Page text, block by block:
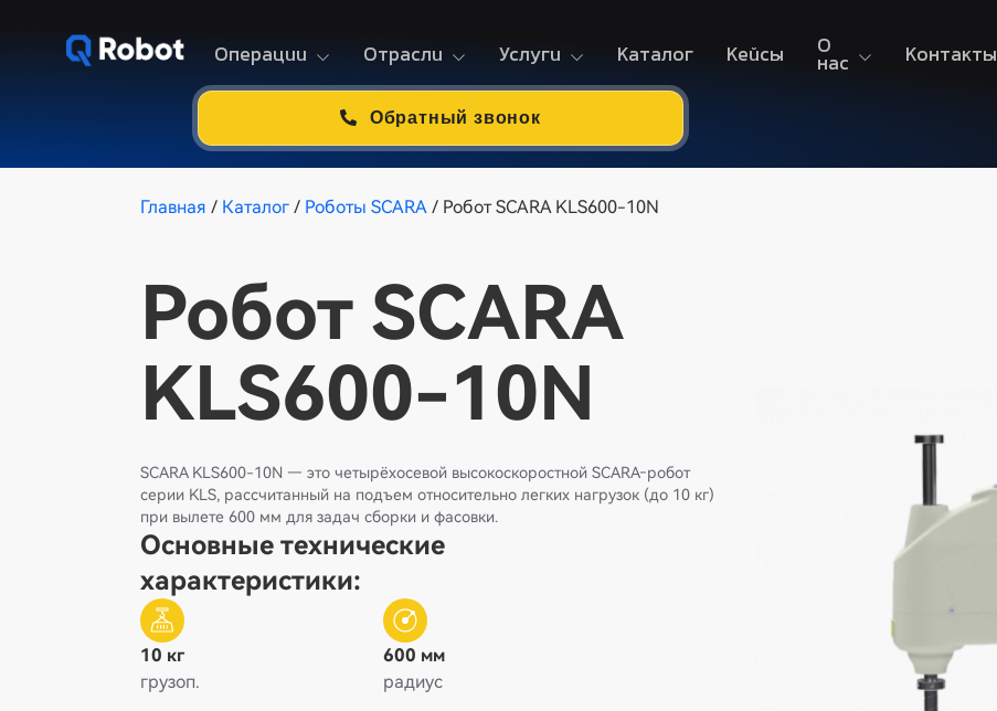
Операции Отрасли Услуги Каталог Кейсы
О
нас
Контакты
Обратный звонок
Главная / Каталог / Роботы SCARA / Робот SCARA KLS600-10N
Робот SCARA
KLS600-10N
SCARA KLS600-10N — это четырёхосевой высокоскоростной SCARA‑робот
серии KLS, рассчитанный на подъем относительно легких нагрузок (до 10 кг)
при вылете 600 мм для задач сборки и фасовки.
Основные технические
характеристики:
10 кг
грузоп.
600 мм
радиус